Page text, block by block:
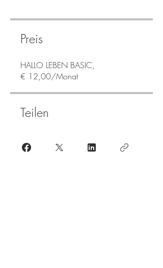
Preis
HALLO LEBEN BASIC,
€ 12,00/Monat
Teilen